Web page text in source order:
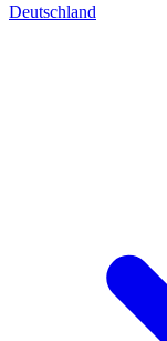
Deutschland